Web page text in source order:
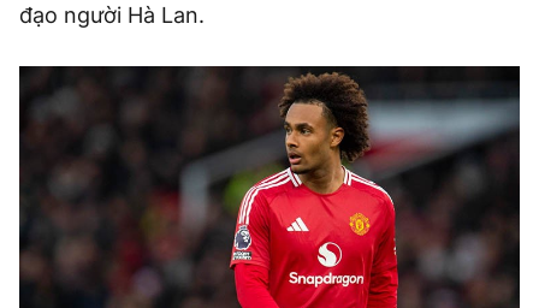
đạo người Hà Lan.